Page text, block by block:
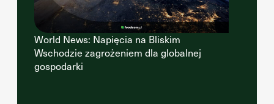
World News: Napięcia na Bliskim
Wschodzie zagrożeniem dla globalnej
gospodarki